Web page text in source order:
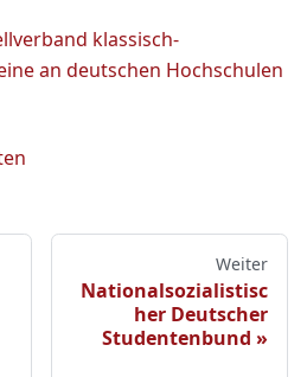
klassisch-
an deutschen Hochschulen
Weiter
Nationalsozialistisc
her Deutscher
Studentenbund